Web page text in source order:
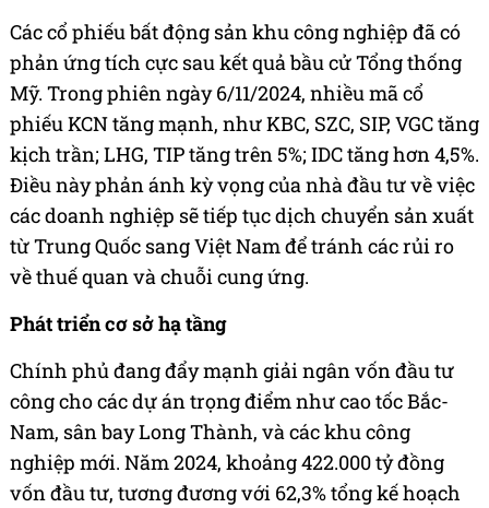
Các cổ phiếu bất động sản khu công nghiệp đã có
phản ứng tích cực sau kết quả bầu cử Tổng thống
Mỹ. Trong phiên ngày 6/11/2024, nhiều mã cổ
phiếu KCN tăng mạnh, như KBC, SZC, SIP, VGC tăng
kịch trần; LHG, TIP tăng trên 5%; IDC tăng hơn 4,5%.
Điều này phản ánh kỳ vọng của nhà đầu tư về việc
các doanh nghiệp sẽ tiếp tục dịch chuyển sản xuất
từ Trung Quốc sang Việt Nam để tránh các rủi ro
về thuế quan và chuỗi cung ứng.
Phát triển cơ sở hạ tầng
Chính phủ đang đẩy mạnh giải ngân vốn đầu tư
công cho các dự án trọng điểm như cao tốc Bắc-
Nam, sân bay Long Thành, và các khu công
nghiệp mới. Năm 2024, khoảng 422.000 tỷ đồng
vốn đầu tư, tương đương với 62,3% tổng kế hoạch